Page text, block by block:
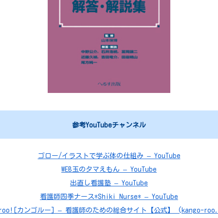
参考YouTubeチャンネル
ゴロー/イラストで学ぶ体の仕組み – YouTube
WEB玉のタマえもん – YouTube
出直し看護塾 – YouTube
看護師四季ナース*Shiki Nurse* – YouTube
カンゴルー] – 看護師のための総合サイト【公式】 (kango-